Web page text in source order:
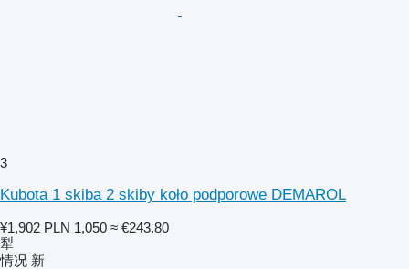
3
Kubota 1 skiba 2 skiby koło podporowe DEMAROL
¥1,902 PLN 1,050 ≈ €243.80
犁
情况 新